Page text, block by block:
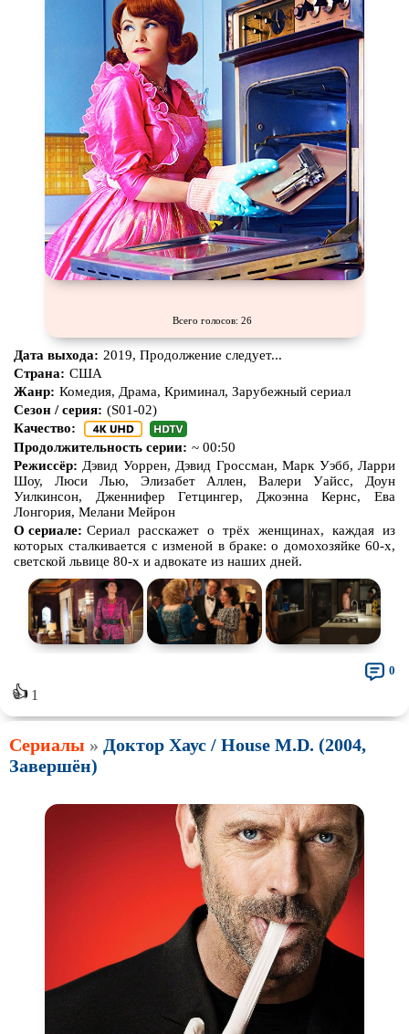
Всего голосов: 26
Дата выхода: 2019, Продолжение следует...
Страна: США
Жанр: Комедия, Драма, Криминал, Зарубежный сериал
Сезон / серия: (S01-02)
Качество:
Продолжительность серии: ~ 00:50
Режиссёр: Дэвид Уоррен, Дэвид Гроссман, Марк Уэбб, Ларри
Шоу, Люси Лью, Элизабет Аллен, Валери Уайсс, Доун
Уилкинсон, Дженнифер Гетцингер, Джоэнна Кернс, Ева
Лонгория, Мелани Мейрон
О сериале: Сериал расскажет о трёх женщинах, каждая из
которых сталкивается с изменой в браке: о домохозяйке 60-х,
светской львице 80-х и адвокате из наших дней.
👍 1
0
Сериалы » Доктор Хаус / House M.D. (2004,
Завершён)